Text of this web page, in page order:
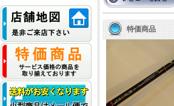
特価商品